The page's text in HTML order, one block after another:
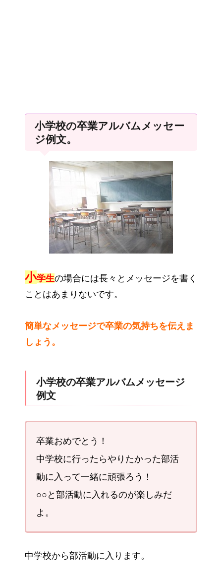
小学校の卒業アルバムメッセー
ジ例文。
小学生の場合には長々とメッセージを書く
ことはあまりないです。
簡単なメッセージで卒業の気持ちを伝えま
しょう。
小学校の卒業アルバムメッセージ
例文
卒業おめでとう！
中学校に行ったらやりたかった部活
動に入って一緒に頑張ろう！
○○と部活動に入れるのが楽しみだ
よ。
中学校から部活動に入ります。